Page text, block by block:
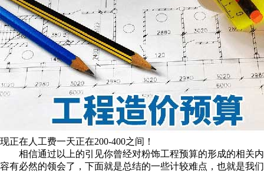
现正在人工费一天正在200-400之间！
相信通过以上的引见你曾经对粉饰工程预算的形成的相关内
容有必然的领会了，下面就是总结的一些计较难点，也就是我们